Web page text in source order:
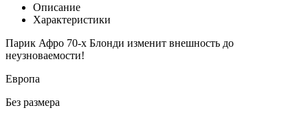
Описание
Характеристики
Парик Афро 70-х Блонди изменит внешность до
неузноваемости!
Европа
Без размера